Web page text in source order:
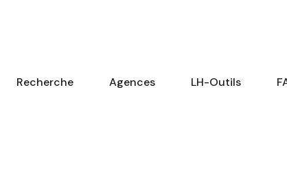
Recherche Agences LH-Outils